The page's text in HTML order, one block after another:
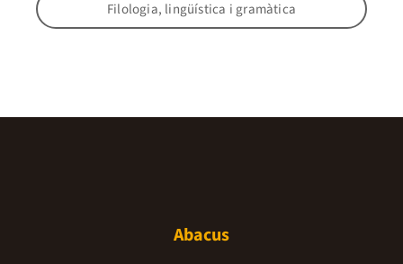
Filologia, lingüística i gramàtica
Abacus